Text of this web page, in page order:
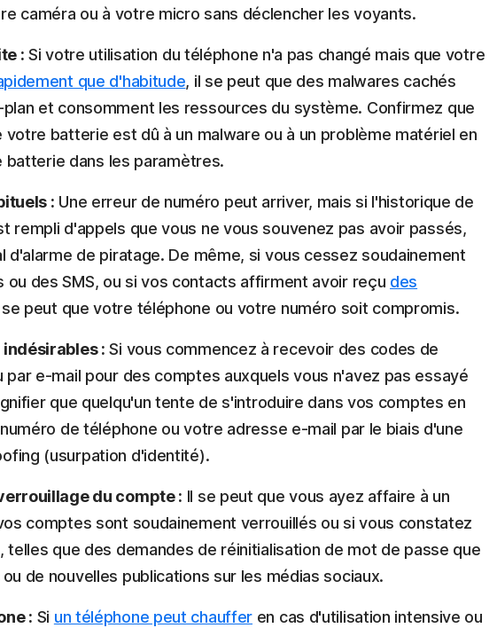
caméra ou à votre micro sans déclencher les voyants.
: Si votre utilisation du téléphone n'a pas changé mais que votre
que d'habitude, il se peut que des malwares cachés
et consomment les ressources du système. Confirmez que
votre batterie est dû à un malware ou à un problème matériel en
dans les paramètres.
: Une erreur de numéro peut arriver, mais si l'historique de
rempli d'appels que vous ne vous souvenez pas avoir passés,
d'alarme de piratage. De même, si vous cessez soudainement
ou des SMS, ou si vos contacts affirment avoir reçu des
se peut que votre téléphone ou votre numéro soit compromis.
: Si vous commencez à recevoir des codes de
par e-mail pour des comptes auxquels vous n'avez pas essayé
que quelqu'un tente de s'introduire dans vos comptes en
de téléphone ou votre adresse e-mail par le biais d'une
(usurpation d'identité).
du compte : Il se peut que vous ayez affaire à un
comptes sont soudainement verrouillés ou si vous constatez
que des demandes de réinitialisation de mot de passe que
de nouvelles publications sur les médias sociaux.
: Si un téléphone peut chauffer en cas d'utilisation intensive ou